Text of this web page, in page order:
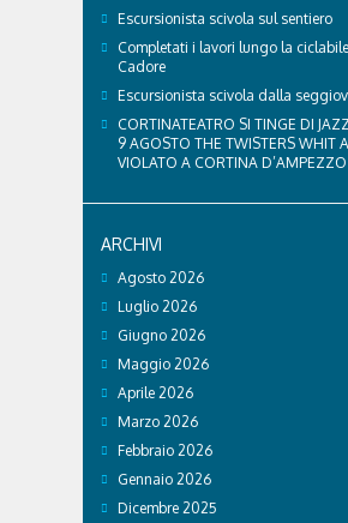
Escursionista scivola sul sentiero
Completati i lavori lungo la
Cadore
Escursionista scivola dalla
CORTINATEATRO SI TINGE DI
9 AGOSTO THE TWISTERS WHIT
VIOLATO A CORTINA D’AMPEZZO
ARCHIVI
Agosto 2026
Luglio 2026
Giugno 2026
Maggio 2026
Aprile 2026
Marzo 2026
Febbraio 2026
Gennaio 2026
Dicembre 2025